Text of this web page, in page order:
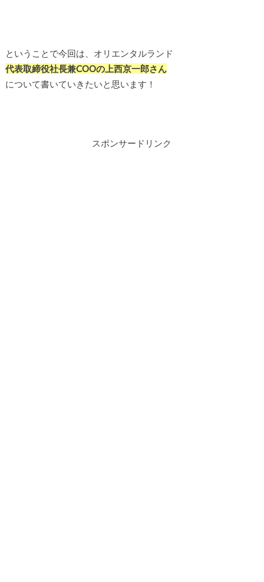
ということで今回は、オリエンタルランド
代表取締役社長兼COOの上西京一郎さん
について書いていきたいと思います！
スポンサードリンク